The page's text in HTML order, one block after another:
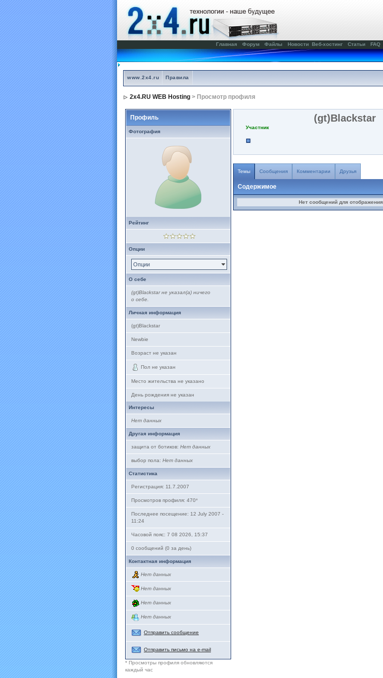
Главная Форум Файлы Новости Веб-хостинг Статьи FAQ
www.2x4.ru Правила
2x4.RU WEB Hosting > Просмотр профиля
Профиль
Фотография
Рейтинг
Опции
Опции
О себе
(gt)Blackstar не указал(а) ничего
о себе.
Личная информация
(gt)Blackstar
Newbie
Возраст не указан
Пол не указан
Место жительства не указано
День рождения не указан
Интересы
Нет данных
Другая информация
защита от ботиков: Нет данных
выбор пола: Нет данных
Статистика
Регистрация: 11.7.2007
Просмотров профиля: 470*
Последнее посещение: 12 July 2007 -
11:24
Часовой пояс: 7 08 2026, 15:37
0 сообщений (0 за день)
Контактная информация
Нет данных
Нет данных
Нет данных
Нет данных
Отправить сообщение
Отправить письмо на e-mail
* Просмотры профиля обновляются
каждый час
(gt)Blackstar
Участник
Темы Сообщения Комментарии Друзья
Содержимое
Нет сообщений для отображения.